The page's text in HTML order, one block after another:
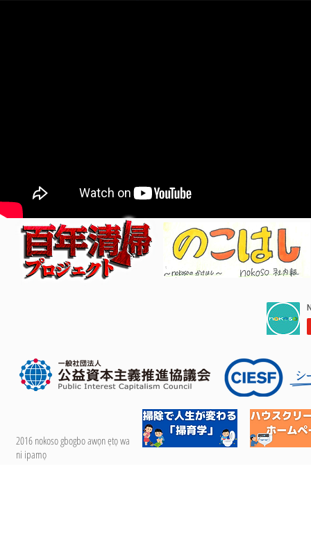
2016 nokoso gbogbo awọn ẹtọ wa
ni ipamọ